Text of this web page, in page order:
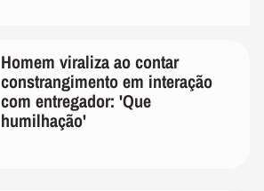
Homem viraliza ao contar
constrangimento em interação
com entregador: 'Que
humilhação'